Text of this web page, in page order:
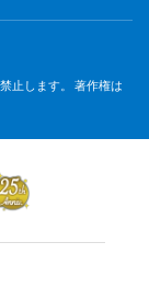
止します。 著作権は